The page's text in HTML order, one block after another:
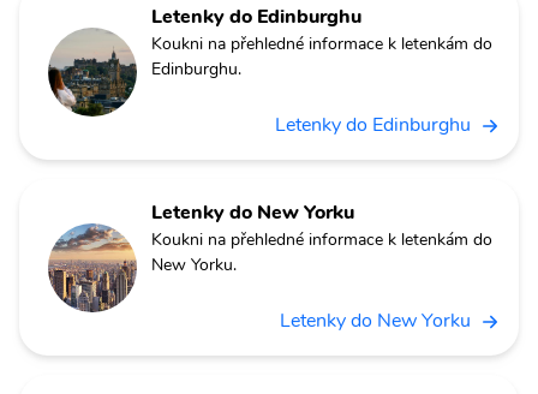
Letenky do Edinburghu
Koukni na přehledné informace k letenkám do
Edinburghu.
Letenky do Edinburghu
Letenky do New Yorku
Koukni na přehledné informace k letenkám do
New Yorku.
Letenky do New Yorku